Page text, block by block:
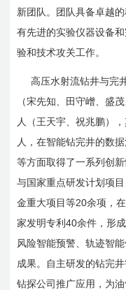
新团队。团队具备卓越
有先进的实验仪器设备
验和技术攻关工作。
高压水射流钻井与完
（宋先知、田守嶒、盛
人（王天宇、祝兆鹏）
人，在智能钻完井的数
等方面取得了一系列创
与国家重点研发计划项
金重大项目等20余项，
家发明专利40余件，形
风险智能预警、轨迹智
成果。自主研发的钻完
钻探公司推广应用，为